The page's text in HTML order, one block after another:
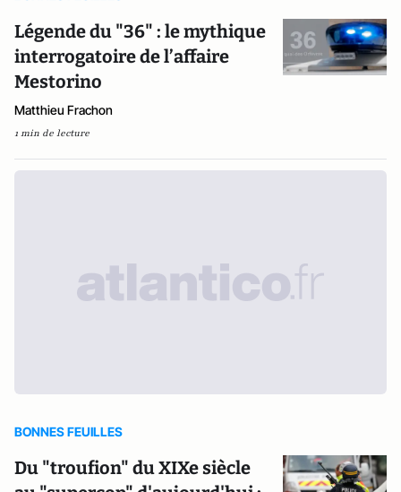
Légende du "36" : le mythique
interrogatoire de l’affaire
Mestorino
Matthieu Frachon
1 min de lecture
BONNES FEUILLES
Du "troufion" du XIXe siècle